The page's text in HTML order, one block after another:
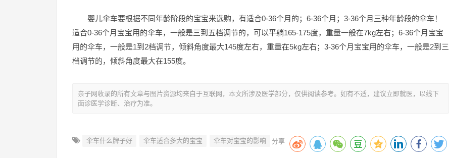
婴儿伞车要根据不同年龄阶段的宝宝来选购，有适合0-36个月的；6-36个月；3-36个月三种年龄段的伞车！
适合0-36个月宝宝用的伞车，一般是三到五档调节的，可以平躺165-175度，重量一般在7kg左右；6-36个月宝宝
用的伞车，一般是1到2档调节，倾斜角度最大145度左右，重量在5kg左右；3-36个月宝宝用的伞车，一般是2到三
档调节的，倾斜角度最大在155度。
亲子网收录的所有文章与图片资源均来自于互联网，本文所涉及医学部分，仅供阅读参考。如有不适，建议立即就医，以线下
面诊医学诊断、治疗为准。
伞车什么牌子好 伞车适合多大的宝宝 伞车对宝宝的影响